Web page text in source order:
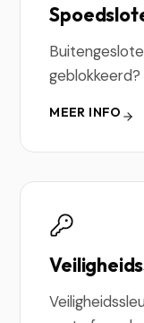
geblokkeerd?
MEER INFO